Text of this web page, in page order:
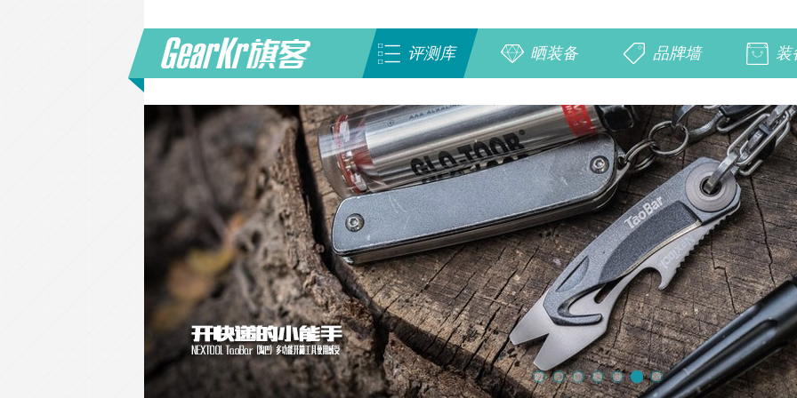
评测库 晒装备 品牌墙 装
种类 / 旅行控 (第 3 页)